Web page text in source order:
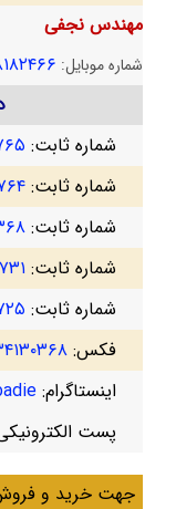
مهندس نجفی
شماره موبایل:
شماره ثابت:
شماره ثابت:
شماره ثابت:
شماره ثابت:
شماره ثابت:
فکس:
اینستاگرام:
پست
جهت خرید و فروش